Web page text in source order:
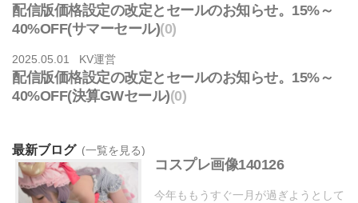
配信版価格設定の改定とセールのお知らせ。15%～
40%OFF(サマーセール)(0)
2025.05.01 KV運営
配信版価格設定の改定とセールのお知らせ。15%～
40%OFF(決算GWセール)(0)
最新ブログ (一覧を見る)
コスプレ画像140126
今年ももうすぐ一月が過ぎようとして